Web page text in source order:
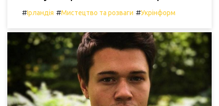
#Ірландія #Мистецтво та розваги #Укрінформ